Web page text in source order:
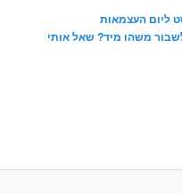
ליום העצמאות
משהו מיד? שאל אותי